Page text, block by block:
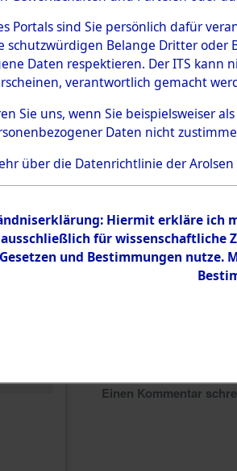
Aachen→
Einen Kommentar
Portals sind Sie persönlich dafür
schutzwürdigen Belange Dritter
Daten respektieren. Der ITS
verantwortlich gemacht
Sie uns, wenn Sie beispielsweiser
Daten nicht
über die Datenrichtlinie der Arolsen
Hiermit erkläre ich
für wissenschaftliche
Gesetzen und Bestimmungen nutze.